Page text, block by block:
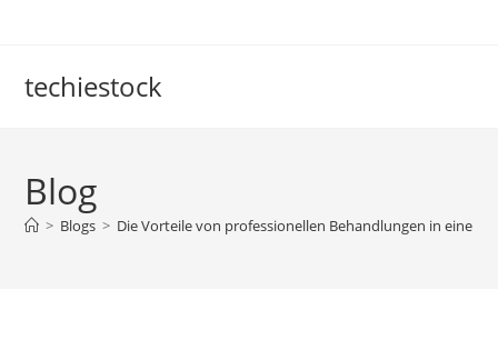
techiestock
Blog
> Blogs > Die Vorteile von professionellen Behandlungen in einem